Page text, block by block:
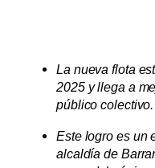
La nueva flota
2025 y llega a
público colectivo.
Este logro es un
alcaldía de